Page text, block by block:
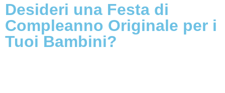
Desideri una Festa di
Compleanno Originale per i
Tuoi Bambini?